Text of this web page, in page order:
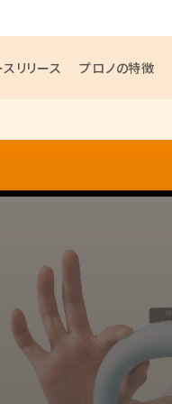
リリース プロノの特徴